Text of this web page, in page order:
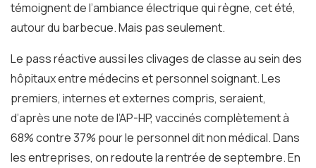
témoignent de l’ambiance électrique qui règne, cet été,
autour du barbecue. Mais pas seulement.
Le pass réactive aussi les clivages de classe au sein des
hôpitaux entre médecins et personnel soignant. Les
premiers, internes et externes compris, seraient,
d’après une note de l’AP-HP, vaccinés complètement à
68% contre 37% pour le personnel dit non médical. Dans
les entreprises, on redoute la rentrée de septembre. En